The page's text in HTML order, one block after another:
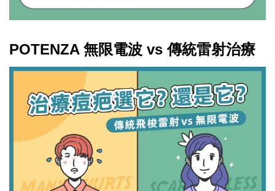
POTENZA 無限電波 vs 傳統雷射治療